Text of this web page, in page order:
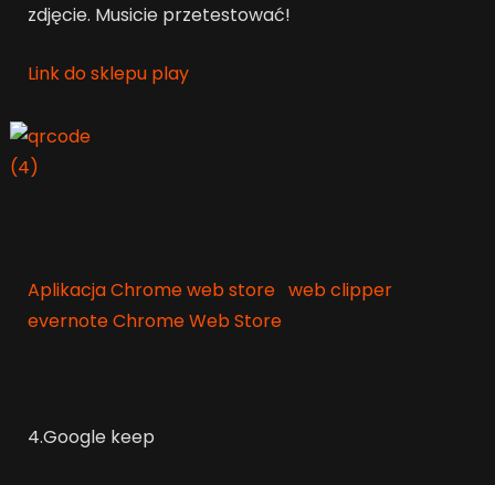
zdjęcie. Musicie przetestować!
Link do sklepu play
Aplikacja Chrome web store web clipper
evernote Chrome Web Store
4.Google keep